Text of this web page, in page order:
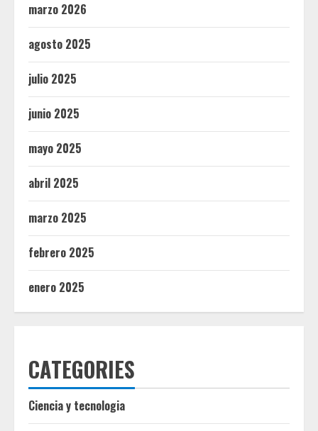
marzo 2026
agosto 2025
julio 2025
junio 2025
mayo 2025
abril 2025
marzo 2025
febrero 2025
enero 2025
CATEGORIES
Ciencia y tecnologia